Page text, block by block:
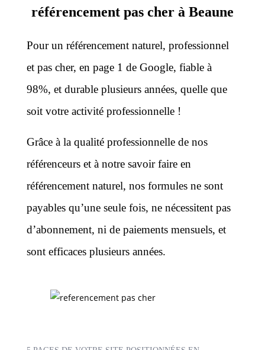
référencement pas cher à Beaune
Pour un référencement naturel, professionnel
et pas cher, en page 1 de Google, fiable à
98%, et durable plusieurs années, quelle que
soit votre activité professionnelle !
Grâce à la qualité professionnelle de nos
référenceurs et à notre savoir faire en
référencement naturel, nos formules ne sont
payables qu’une seule fois, ne nécessitent pas
d’abonnement, ni de paiements mensuels, et
sont efficaces plusieurs années.